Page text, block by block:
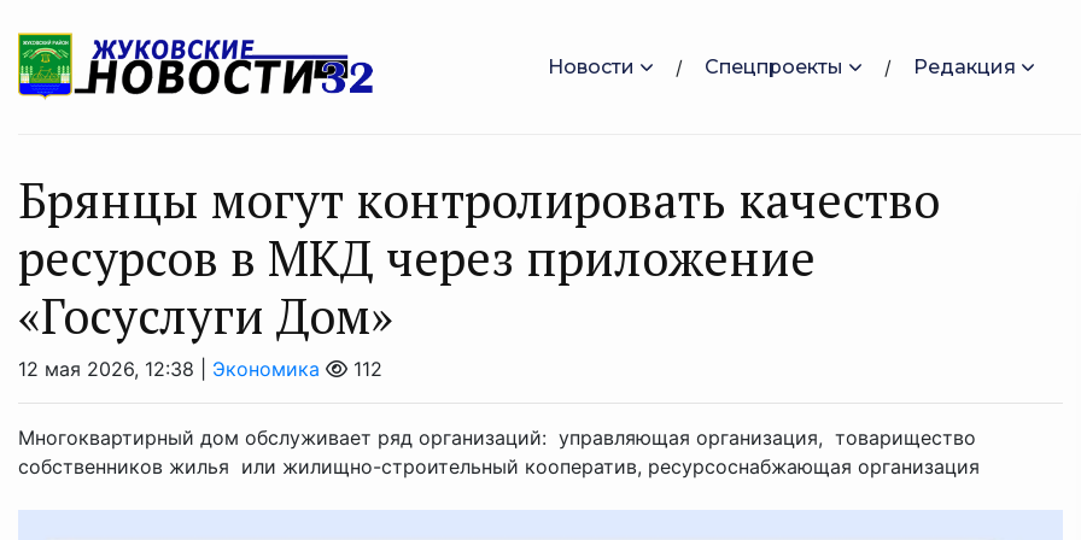
Новости Спецпроекты Редакция
Брянцы могут контролировать качество
ресурсов в МКД через приложение
«Госуслуги Дом»
12 мая 2026, 12:38 | Экономика 112
Многоквартирный дом обслуживает ряд организаций: управляющая организация, товарищество
собственников жилья или жилищно-строительный кооператив, ресурсоснабжающая организация